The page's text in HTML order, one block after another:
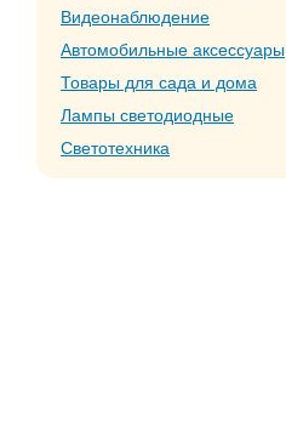
Видеонаблюдение
Автомобильные аксессуары
Товары для сада и дома
Лампы светодиодные
Светотехника